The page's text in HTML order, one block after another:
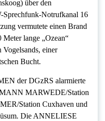
über den
Notrufkanal 16
vermutete einen Brand
lange „Ozean“
einer
Bucht.
der DGzRS alarmierte
MARWEDE/Station
Station Cuxhaven und
Die ANNELIESE